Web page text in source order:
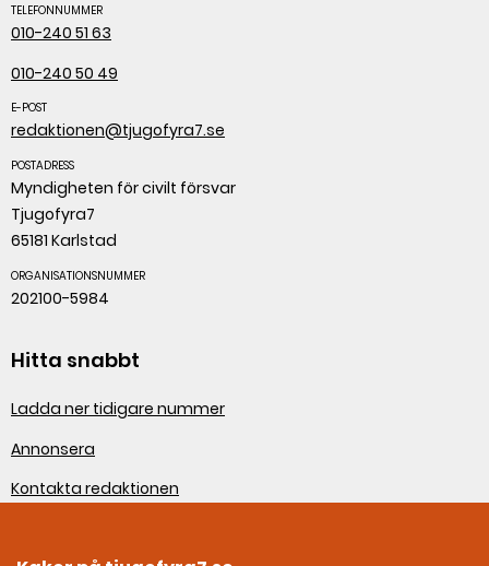
TELEFONNUMMER
010-240 51 63
010-240 50 49
E-POST
redaktionen@tjugofyra7.se
POSTADRESS
Myndigheten för civilt försvar
Tjugofyra7
65181 Karlstad
ORGANISATIONSNUMMER
202100-5984
Hitta snabbt
Ladda ner tidigare nummer
Annonsera
Kontakta redaktionen